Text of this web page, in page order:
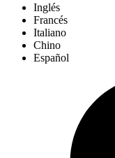
Inglés
Francés
Italiano
Chino
Español